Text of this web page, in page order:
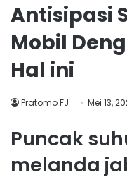
Antisipasi
Mobil
Hal ini
Pratomo FJ Mei 13,
Puncak
melanda